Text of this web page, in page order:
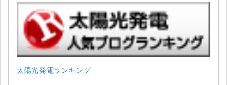
太陽光発電ランキング